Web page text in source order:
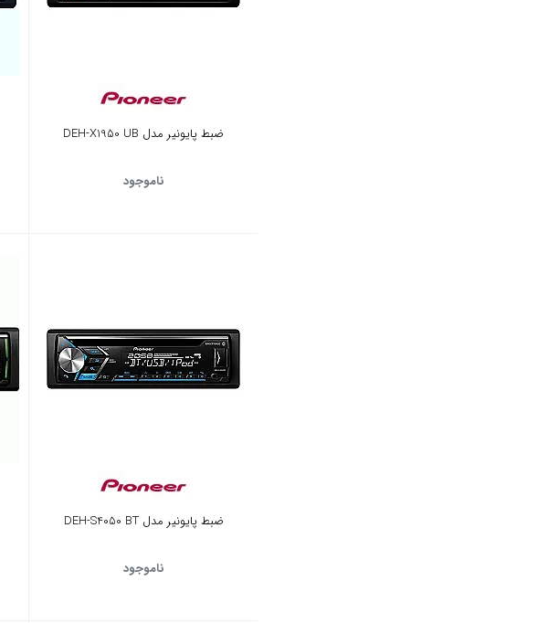
ضبط پایونیر مدل DEH-X1950 UB
ناموجود
ضبط پایونیر مدل DEH-S4050 BT
ناموجود